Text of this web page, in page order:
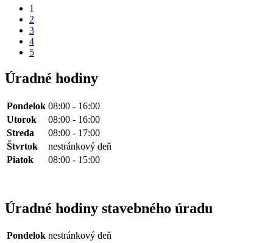
1
2
3
4
5
Úradné hodiny
Pondelok 08:00 - 16:00
Utorok
08:00 - 16:00
Streda
08:00 - 17:00
Štvrtok
nestránkový deň
Piatok
08:00 - 15:00
Úradné hodiny stavebného úradu
Pondelok nestránkový deň